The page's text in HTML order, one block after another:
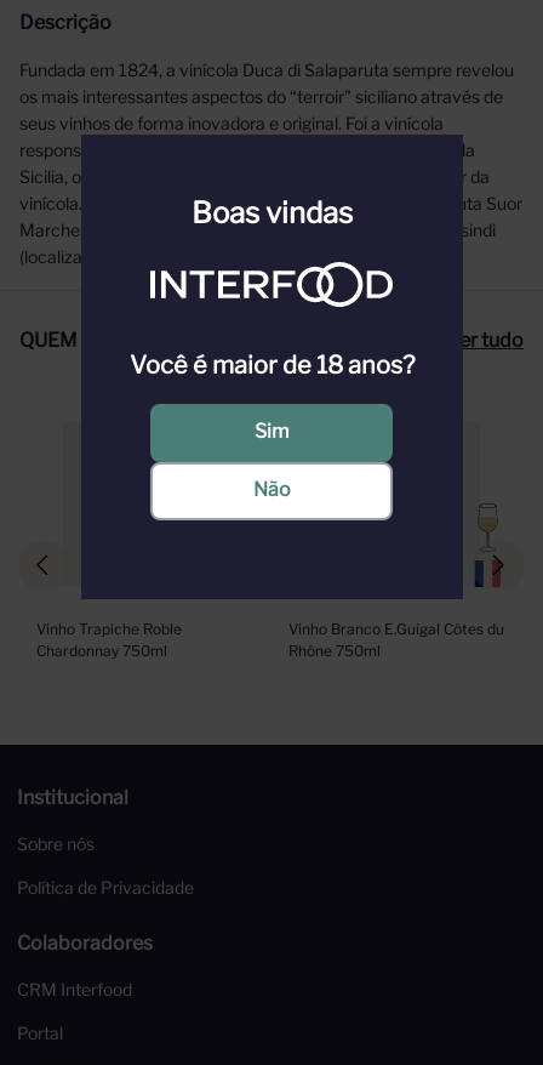
Descrição
Fundada em 1824, a vinícola Duca di Salaparuta sempre revelou
os mais interessantes aspectos do “terroir” siciliano através de
seus vinhos de forma inovadora e original. Foi a vinícola
responsável por lançar o primeiro Nero d’Avola premium da
Sicilia, o Duca de Salaparuta em homenagem ao fundador da
vinícola. Foram construídas 3 vinícolas em 3 regiões: Tenuta Suor
Marchesa (Riesi), Tenuta Risignolo (Salemi) e Tenuta Vajasindi
(localizado na encosta do vulcão Etna).
QUEM COMPROU, COMPROU TAMBÉM Ver tudo
Vinho Trapiche Roble
Chardonnay 750ml
Vinho Branco E.Guigal Côtes du
Rhône 750ml
Institucional
Sobre nós
Política de Privacidade
Colaboradores
CRM Interfood
Portal
Boas vindas
Você é maior de 18 anos?
Sim
Não